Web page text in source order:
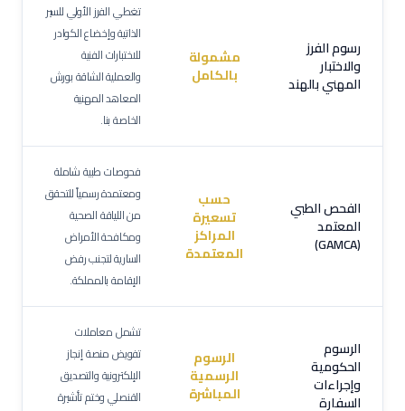
رسوم الفرز
والاختبار
المهني بالهند
مشمولة
بالكامل
تغطي الفرز الأولي للسير
الذاتية وإخضاع الكوادر
للاختبارات الفنية
والعملية الشاقة بورش
المعاهد المهنية
الخاصة بنا.
الفحص الطبي
المعتمد
(GAMCA)
حسب
تسعيرة
المراكز
المعتمدة
فحوصات طبية شاملة
ومعتمدة رسمياً للتحقق
من اللياقة الصحية
ومكافحة الأمراض
السارية لتجنب رفض
الإقامة بالمملكة.
الرسوم
الحكومية
وإجراءات
السفارة
الرسوم
الرسمية
المباشرة
تشمل معاملات
تفويض منصة إنجاز
الإلكترونية والتصديق
القنصلي وختم تأشيرة